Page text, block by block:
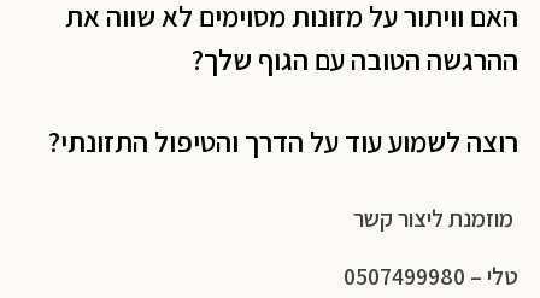
האם וויתור על מזונות מסוימים לא שווה את
ההרגשה הטובה עם הגוף שלך?
רוצה לשמוע עוד על הדרך והטיפול התזונתי?
מוזמנת ליצור קשר
טלי – 0507499980